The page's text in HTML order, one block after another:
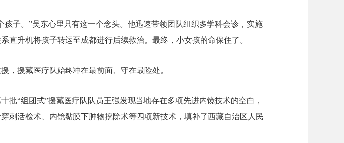
孩子。”吴东心里只有这一个念头。他迅速带领团队组织多学科会诊，实施
直升机将孩子转运至成都进行后续救治。最终，小女孩的命保住了。
，援藏医疗队始终冲在最前面、守在最险处。
批“组团式”援藏医疗队队员王强发现当地存在多项先进内镜技术的空白，
刺活检术、内镜黏膜下肿物挖除术等四项新技术，填补了西藏自治区人民